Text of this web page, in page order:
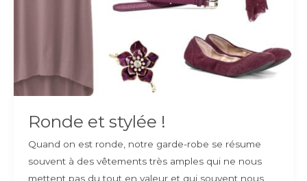
Ronde et stylée !
Quand on est ronde, notre garde-robe se résume
souvent à des vêtements très amples qui ne nous
mettent pas du tout en valeur et qui souvent nous